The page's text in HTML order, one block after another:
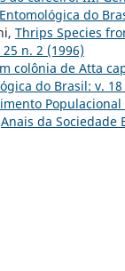
do
Thrips Species
n. 2 (1996)
colônia de Atta
do Brasil: v.
Anais da Sociedade